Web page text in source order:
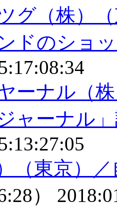
グ（株）
ドのショ
ーナル（
ャーナル
（東京）
）